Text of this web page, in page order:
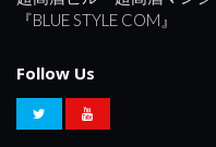
『BLUE STYLE COM』
Follow Us